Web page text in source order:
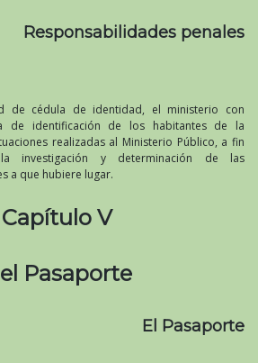
Responsabilidades penales
de cédula de identidad, el ministerio con
de identificación de los habitantes de la
realizadas al Ministerio Público, a fin
y determinación de las
a que hubiere lugar.
Capítulo V
Pasaporte
El Pasaporte